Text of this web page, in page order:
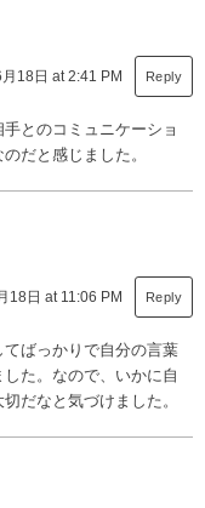
18日 at 2:41 PM Reply
とのコミュニケーショ
だと感じました。
18日 at 11:06 PM Reply
ばっかりで自分の言葉
た。なので、いかに自
だなと気づけました。